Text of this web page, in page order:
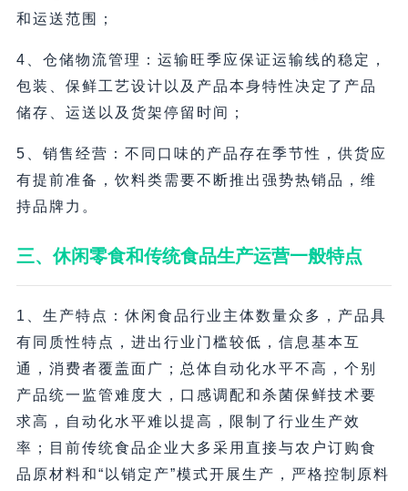
和运送范围；
4、仓储物流管理：运输旺季应保证运输线的稳定，
包装、保鲜工艺设计以及产品本身特性决定了产品
储存、运送以及货架停留时间；
5、销售经营：不同口味的产品存在季节性，供货应
有提前准备，饮料类需要不断推出强势热销品，维
持品牌力。
三、休闲零食和传统食品生产运营一般特点
1、生产特点：休闲食品行业主体数量众多，产品具
有同质性特点，进出行业门槛较低，信息基本互
通，消费者覆盖面广；总体自动化水平不高，个别
产品统一监管难度大，口感调配和杀菌保鲜技术要
求高，自动化水平难以提高，限制了行业生产效
率；目前传统食品企业大多采用直接与农户订购食
品原材料和“以销定产”模式开展生产，严格控制原料